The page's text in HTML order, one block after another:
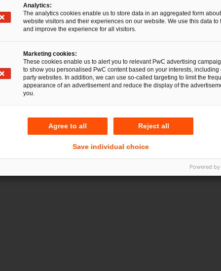
dabei, Vertrauen aufzubauen und sich neu zu
rund 365.000 Mitarbeitende in 136 Ländern täglich
Chancen und Wettbewerbsvorteile. Mit modernsten
in den Bereichen Wirtschaftsprüfung, Steuern, Recht
zu schaffen, auszubauen und zu erhalten.
in diesem Dokument die PricewaterhouseCoopers
die eine Mitgliedsgesellschaft der
ist. Jede der Mitgliedsgesellschaften der PwCIL
bezieht sich auf das PwC-Netzwerk und/oder eine oder
Weitere Details unterwww.pwc.com/
Analytics:
The analytics cookies enable us to store data in an aggregated form
website visitors and their experiences on our website. We use this data to
and improve the experience for all visitors.
Marketing cookies:
These cookies enable us to alert you to relevant PwC advertising
to show you personalised PwC content based on your interests, including
party websites. In addition, we can use so-called targeting to limit the
appearance of an advertisement and reduce the display of the
you.
Agree to all Reject all
Save individual choice
Powered by